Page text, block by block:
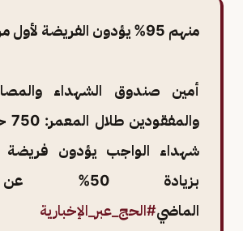
منهم 95% يؤدون الفريضة لأول مرة...
أمين صندوق الشهداء
بزيادة
الماضي#الحج_عبر_الإخبارية